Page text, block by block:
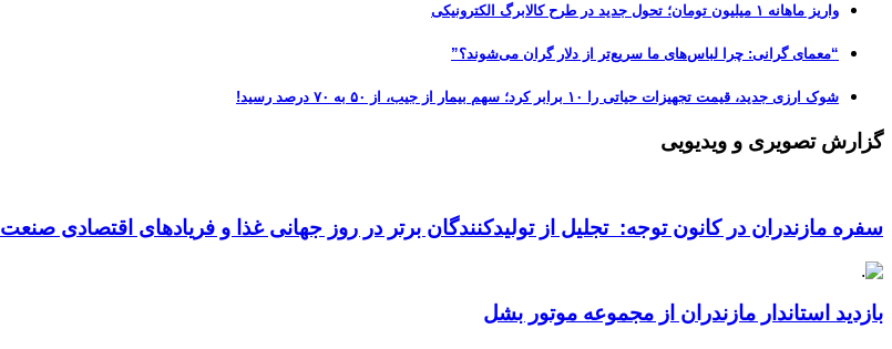
واریز ماهانه ۱ میلیون تومان؛ تحول جدید در طرح کالابرگ الکترونیکی
“معمای گرانی: چرا لباس‌های ما سریع‌تر از دلار گران می‌شوند؟”
شوک ارزی جدید، قیمت تجهیزات حیاتی را ۱۰ برابر کرد؛ سهم بیمار از جیب، از ۵۰ به ۷۰ درصد رسید!
گزارش تصویری و ویدیویی
سفره مازندران در کانون توجه: تجلیل از تولیدکنندگان برتر در روز جهانی غذا و فریادهای اقتصادی صنعت
بازدید استاندار مازندران از مجموعه موتور بشل